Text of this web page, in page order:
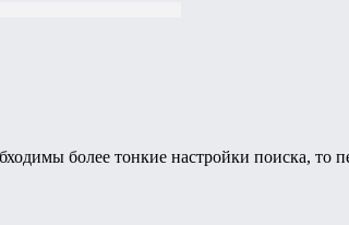
более тонкие настройки поиска, то